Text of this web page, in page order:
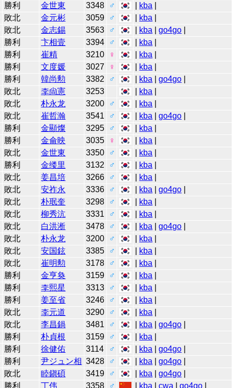
勝利 金世東 3348 ♂ kba
敗北 金元彬 3059 ♂ kba
敗北 金志錫 3563 ♂ kba |go4go
勝利 卞相壹 3394 ♂ kba
勝利 崔精 3210 ♀ kba
勝利 文度媛 3027 ♀ kba
勝利 韓尚勲 3382 ♂ kba |go4go
敗北 李尙憲 3253 kba
敗北 朴永龙 3200 ♂ kba
敗北 崔哲瀚 3541 ♂ kba |go4go
勝利 金顯燦 3295 ♂ kba
勝利 金侖映 3035 ♀ kba
敗北 金世東 3350 ♂ kba
勝利 金缕里 3132 ♂ kba
敗北 姜昌培 3266 ♂ kba
敗北 安祚永 3336 ♂ kba |go4go
敗北 朴珉奎 3298 ♂ kba
敗北 柳秀沆 3331 ♂ kba
敗北 白洪淅 3478 ♂ kba |go4go
敗北 朴永龙 3200 ♂ kba
敗北 安国鉉 3385 ♂ kba
敗北 崔明勲 3178 ♂ kba
勝利 金亨奐 3159 ♂ kba
勝利 李熙星 3313 ♂ kba
勝利 姜至省 3246 ♂ kba
敗北 李元道 3290 ♂ kba
敗北 李昌鍋 3481 ♂ kba |go4go
勝利 朴貞根 3159 ♂ kba
勝利 徐健佑 3114 ♂ kba |go4go
勝利 尹ジュン相 3428 ♂ kba |go4go
敗北 睦鎭碩 3419 ♂ kba |go4go
勝利 丁伟 3358 ♂ kba |cwa |go4go